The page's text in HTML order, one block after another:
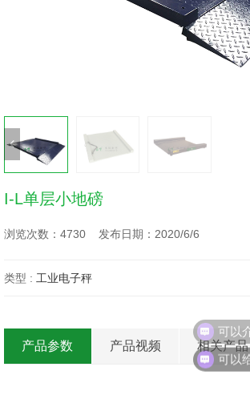
I-L单层小地磅
浏览次数：4730 发布日期：2020/6/6
类型 : 工业电子秤
产品参数 产品视频 相关产品